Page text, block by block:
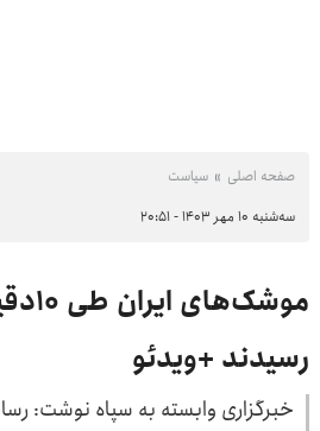
صفحه اصلی سیاست
سه‌شنبه ۱۰ مهر ۱۴۰۳ - ۲۰:۵۱
رسیدند +ویدئو
خبرگزاری وابسته به سپاه نوشت: